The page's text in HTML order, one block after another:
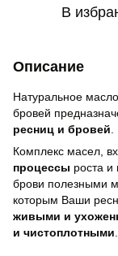
В
Описание
Натуральное
бровей
ресниц и бровей
Комплекс масел,
процессы роста и
брови полезными
которым Ваши
живыми и
и чистоплотными